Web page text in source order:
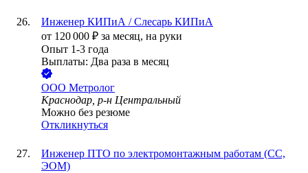
Инженер КИПиА / Слесарь КИПиА
от 120 000 ₽ за месяц, на руки
Опыт 1-3 года
Выплаты: Два раза в месяц
ООО Метролог
Краснодар, р-н Центральный
Можно без резюме
Откликнуться
Инженер ПТО по электромонтажным работам (СС,
ЭОМ)